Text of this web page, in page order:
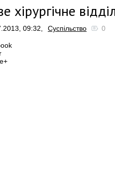
хірургічне
09:32, Суспільство 0